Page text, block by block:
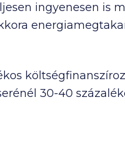
ingyenesen is
30-40